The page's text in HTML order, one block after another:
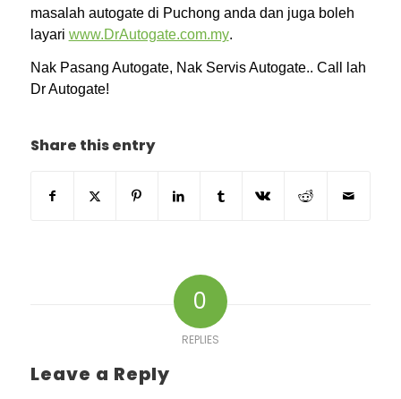
masalah autogate di Puchong anda dan juga boleh
layari www.DrAutogate.com.my.
Nak Pasang Autogate, Nak Servis Autogate.. Call lah
Dr Autogate!
Share this entry
0
REPLIES
Leave a Reply